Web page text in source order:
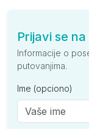
Prijavi se
Informacije o
putovanjima.
Ime (opciono)